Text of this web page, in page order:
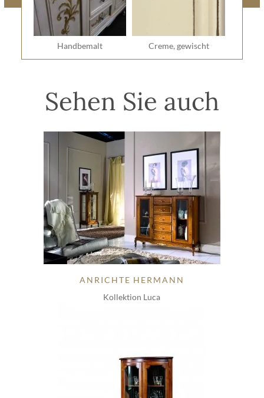
Handbemalt Creme, gewischt
Sehen Sie auch
ANRICHTE HERMANN
Kollektion Luca